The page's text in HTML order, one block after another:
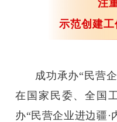
注
示范创建
成功承办“民营
在国家民委、全国
办“民营企业进边疆·